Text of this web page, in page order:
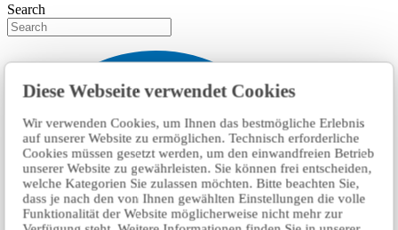
Diese Webseite verwendet Cookies
Wir verwenden Cookies, um Ihnen das bestmögliche Erlebnis
auf unserer Website zu ermöglichen. Technisch erforderliche
Cookies müssen gesetzt werden, um den einwandfreien Betrieb
unserer Website zu gewährleisten. Sie können frei entscheiden,
welche Kategorien Sie zulassen möchten. Bitte beachten Sie,
dass je nach den von Ihnen gewählten Einstellungen die volle
Funktionalität der Website möglicherweise nicht mehr zur
Search